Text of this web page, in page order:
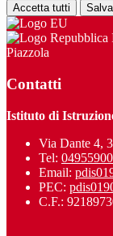
Accetta tutti
Piazzola
Contatti
Istituto di
Via Dante 4,
Tel:
Email:
PEC:
C.F.: